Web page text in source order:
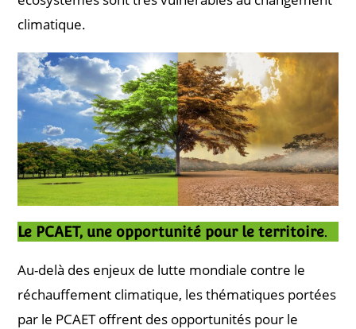
climatique.
Le PCAET, une opportunité pour le territoire.
Au-delà des enjeux de lutte mondiale contre le
réchauffement climatique, les thématiques portées
par le PCAET offrent des opportunités pour le